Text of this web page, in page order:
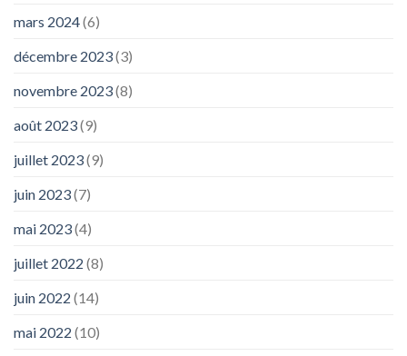
mars 2024(6)
décembre 2023(3)
novembre 2023(8)
août 2023(9)
juillet 2023(9)
juin 2023(7)
mai 2023(4)
juillet 2022 (8)
juin 2022 (14)
mai 2022 (10)